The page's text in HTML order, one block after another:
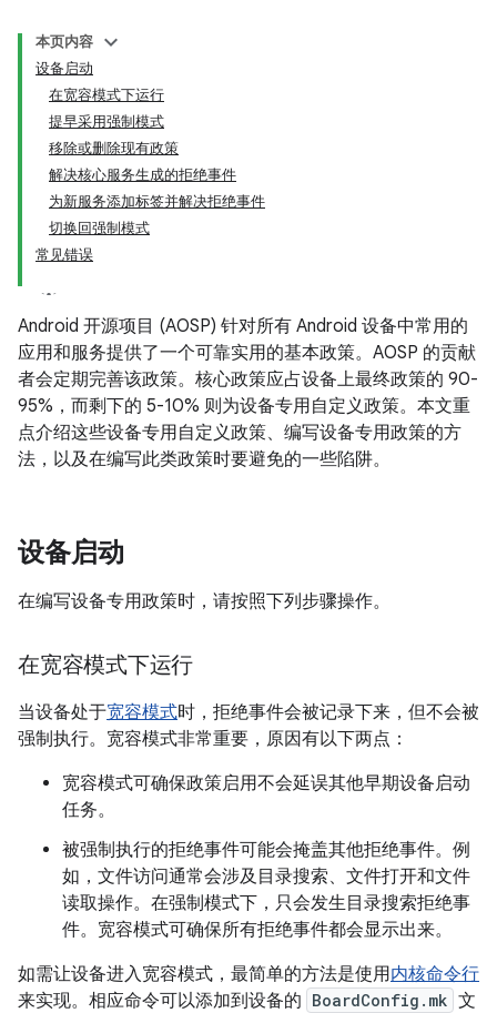
本页内容
设备启动
在宽容模式下运行
提早采用强制模式
移除或删除现有政策
解决核心服务生成的拒绝事件
为新服务添加标签并解决拒绝事件
切换回强制模式
常见错误
Android 开源项目 (AOSP) 针对所有 Android 设备中常用的
应用和服务提供了一个可靠实用的基本政策。AOSP 的贡献
者会定期完善该政策。核心政策应占设备上最终政策的 90-
95%，而剩下的 5-10% 则为设备专用自定义政策。本文重
点介绍这些设备专用自定义政策、编写设备专用政策的方
法，以及在编写此类政策时要避免的一些陷阱。
设备启动
在编写设备专用政策时，请按照下列步骤操作。
在宽容模式下运行
当设备处于宽容模式时，拒绝事件会被记录下来，但不会被
强制执行。宽容模式非常重要，原因有以下两点：
宽容模式可确保政策启用不会延误其他早期设备启动
任务。
被强制执行的拒绝事件可能会掩盖其他拒绝事件。例
如，文件访问通常会涉及目录搜索、文件打开和文件
读取操作。在强制模式下，只会发生目录搜索拒绝事
件。宽容模式可确保所有拒绝事件都会显示出来。
如需让设备进入宽容模式，最简单的方法是使用内核命令行
来实现。相应命令可以添加到设备的 BoardConfig.mk 文